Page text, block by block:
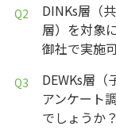
DINKs層（
層）を対象
御社で実施
DEWKs層
アンケート
でしょうか？